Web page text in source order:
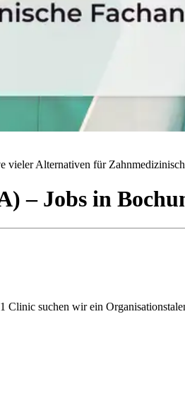
Alternativen für
– Jobs in
suchen wir ein